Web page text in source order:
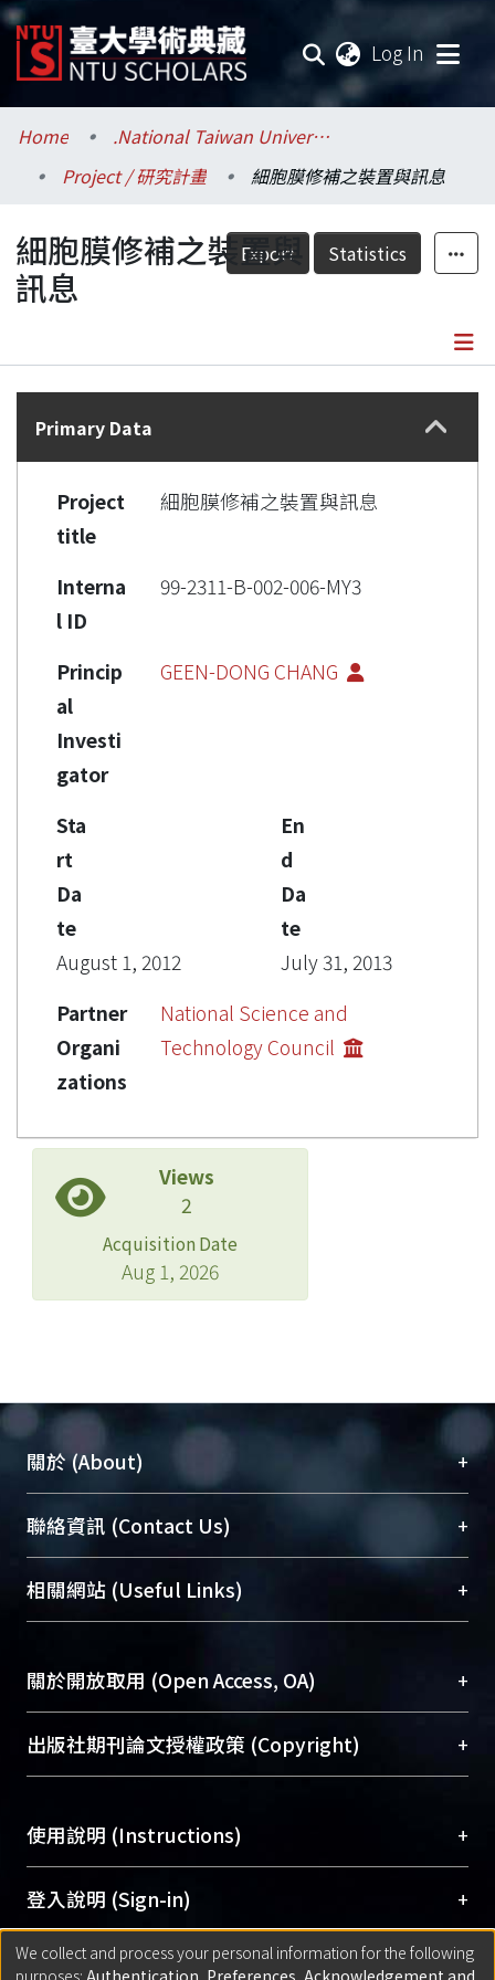
Log In
Communities & Collections
Research Outputs
Fundings & Projects
Researchers
Statistics
Home
.National Taiwan University / 國立臺灣大學
Project / 研究計畫
細胞膜修補之裝置與訊息
Export Statistics
細胞膜修補之裝置與
訊息
Details
Primary Data
Project
title
細胞膜修補之裝置與訊息
Interna
l ID
99-2311-B-002-006-MY3
Princip
al
Investi
gator
GEEN-DONG CHANG
Sta
rt
Da
te
August 1, 2012
En
d
Da
te
July 31, 2013
Partner
Organi
zations
National Science and
Technology Council
Views
2
Acquisition Date
Aug 1, 2026
關於 (About) +
臺大位居世界頂尖大學之列，為永久珍藏及向國際
展現本校豐碩的研究成果及學術能量，圖書館整合
機構典藏（NTUR）與學術庫（AH）不同功能平
台，成為臺大學術典藏NTU scholars。期能整合研
成果。
To permanently archive and promote researcher
profiles and scholarly works, Library integrates the
services of “NTU Repository” with “Academic
聯絡資訊 (Contact Us) +
總館學科館員(Main Library)
醫學圖書館學科館員(Medical Library)
Sciences Library)
相關網站 (Useful Links) +
關於開放取用 (Open Access, OA) +
開放取用是從使用者角度提升資訊取用性的社會運
動，應用在學術研究上是透過將研究著作公開供使
用逐年攀升。同時可加速研究發展、提升研究影響
Archive）平台。 （點選深入了解OA）
出版社期刊論文授權政策 (Copyright) +
含部分內容的版權非匯入者所有，或由第三方贊
助與合作完成，請確認該版權所有者及第三方同
意提供此授權。
Please represent that the submission is your
original work, and that you have the right to
使用說明 (Instructions) +
網站簡介(Quickstart Guide)
使用手冊(Instruction Manual)
線上預約服務(Booking Service)
登入說明 (Sign-in) +
方案一：臺灣大學計算機中心帳號登入
匯入著作 (Submission) +
We collect and process your personal information for the following
purposes: Authentication, Preferences, Acknowledgement and